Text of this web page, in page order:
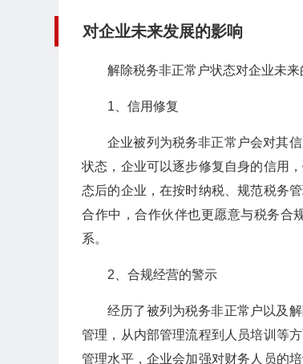
对企业未来发展的影响
解除税务非正常户状态对企业未来
1、信用修复
企业被列为税务非正常户会对其
状态，企业可以逐步修复自身的信用
态后的企业，在按时纳税、规范税务
合作中，合作伙伴也更愿意与税务合
系。
2、合规经营的警示
经历了被列为税务非正常户以及
管理，从内部管理流程到人员培训等
管理水平，企业会加强对财务人员的